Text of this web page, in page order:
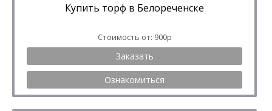
Купить торф в Белореченске
Стоимость от: 900р
Заказать
Ознакомиться